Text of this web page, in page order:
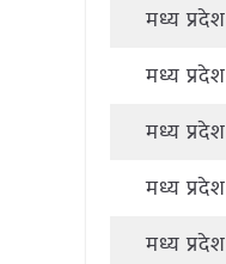
मध्य प्रदेश
मध्य प्रदेश
मध्य प्रदेश
मध्य प्रदेश
मध्य प्रदेश